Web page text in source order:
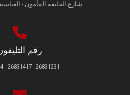
شارع الخليفة المأمون -
رقم
26831231 - 26831417 - 26831474